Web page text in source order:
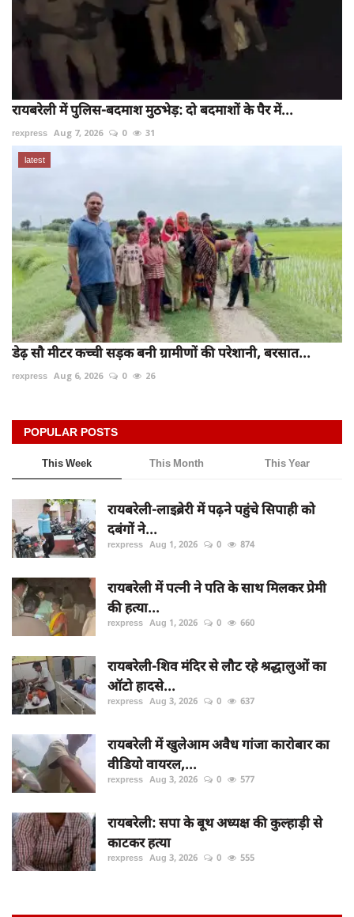
रायबरेली में पुलिस-बदमाश मुठभेड़: दो बदमाशों के पैर में...
rexpress Aug 7, 2026 0 31
latest
डेढ़ सौ मीटर कच्ची सड़क बनी ग्रामीणों की परेशानी, बरसात...
rexpress Aug 6, 2026 0 26
POPULAR POSTS
This Week This Month This Year
रायबरेली-लाइब्रेरी में पढ़ने पहुंचे सिपाही को
दबंगों ने...
rexpress Aug 1, 2026 0 874
रायबरेली में पत्नी ने पति के साथ मिलकर प्रेमी
की हत्या...
rexpress Aug 1, 2026 0 660
रायबरेली-शिव मंदिर से लौट रहे श्रद्धालुओं का
ऑटो हादसे...
rexpress Aug 3, 2026 0 637
रायबरेली में खुलेआम अवैध गांजा कारोबार का
वीडियो वायरल,...
rexpress Aug 3, 2026 0 577
रायबरेली: सपा के बूथ अध्यक्ष की कुल्हाड़ी से
काटकर हत्या
rexpress Aug 3, 2026 0 555